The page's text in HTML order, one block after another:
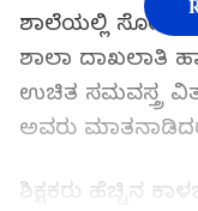
ಶಾಲೆಯಲ್ಲಿ
ಶಾಲಾ ದಾಖಲಾತಿ
ಉಚಿತ ಸಮವಸ್ತ್ರ
ಅವರು
ಶಿಕ್ಷಕರು ಹೆಚ್ಚಿನ